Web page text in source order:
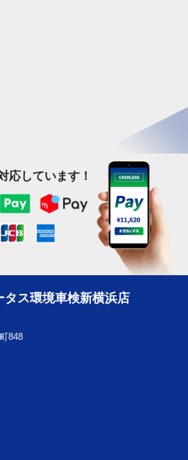
応しています！
タス環境車検新横浜店
848